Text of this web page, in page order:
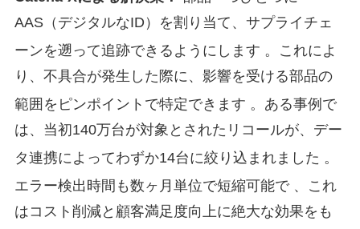
AAS（デジタルなID）を割り当て、サプライチェ
ーンを遡って追跡できるようにします 。これによ
り、不具合が発生した際に、影響を受ける部品の
範囲をピンポイントで特定できます 。ある事例で
は、当初140万台が対象とされたリコールが、デー
タ連携によってわずか14台に絞り込まれました 。
エラー検出時間も数ヶ月単位で短縮可能で 、これ
はコスト削減と顧客満足度向上に絶大な効果をも